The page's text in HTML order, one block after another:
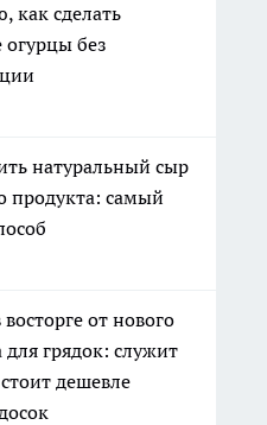
как сделать
огурцы без
натуральный сыр
продукта: самый
от нового
для грядок: служит
дешевле